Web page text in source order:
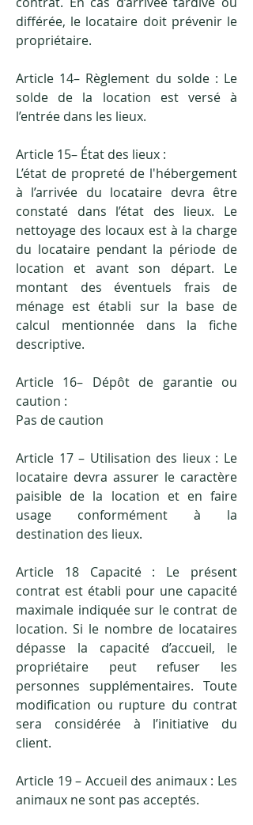
différée, le locataire doit prévenir le
propriétaire.
Article 14– Règlement du solde : Le
solde de la location est versé à
l’entrée dans les lieux.
Article 15– État des lieux :
L’état de propreté de l'hébergement
à l’arrivée du locataire devra être
constaté dans l’état des lieux. Le
nettoyage des locaux est à la charge
du locataire pendant la période de
location et avant son départ. Le
montant des éventuels frais de
ménage est établi sur la base de
calcul mentionnée dans la fiche
descriptive.
Article 16– Dépôt de garantie ou
caution :
Pas de caution
Article 17 – Utilisation des lieux : Le
locataire devra assurer le caractère
paisible de la location et en faire
usage conformément à la
destination des lieux.
Article 18 Capacité : Le présent
contrat est établi pour une capacité
maximale indiquée sur le contrat de
location. Si le nombre de locataires
dépasse la capacité d’accueil, le
propriétaire peut refuser les
personnes supplémentaires. Toute
modification ou rupture du contrat
sera considérée à l’initiative du
client.
Article 19 – Accueil des animaux : Les
animaux ne sont pas acceptés.